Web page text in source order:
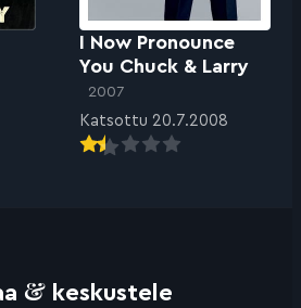
I Now Pronounce
You Chuck & Larry
2007
Katsottu 20.7.2008
& keskustele